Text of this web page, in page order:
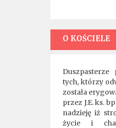
O KOŚCIELE
tych, którzy
została
przez J.E. ks.
nadzieję iż
życie i